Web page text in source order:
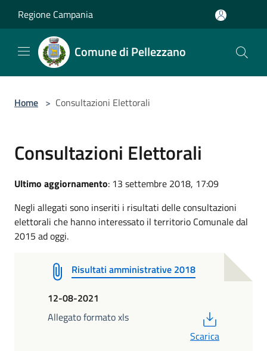
Regione Campania
Comune di Pellezzano
Home > Consultazioni Elettorali
Consultazioni Elettorali
Ultimo aggiornamento: 13 settembre 2018, 17:09
Negli allegati sono inseriti i risultati delle consultazioni
elettorali che hanno interessato il territorio Comunale dal
2015 ad oggi.
Risultati amministrative 2018
12-08-2021
Allegato formato xls
Scarica